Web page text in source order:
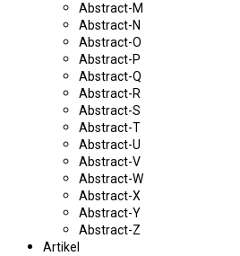
Abstract-M
Abstract-N
Abstract-O
Abstract-P
Abstract-Q
Abstract-R
Abstract-S
Abstract-T
Abstract-U
Abstract-V
Abstract-W
Abstract-X
Abstract-Y
Abstract-Z
Artikel